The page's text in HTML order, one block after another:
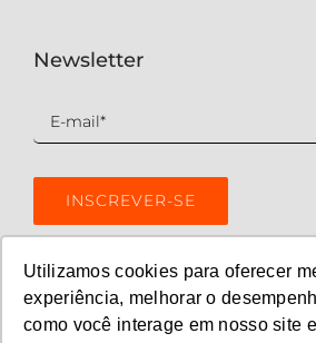
Utilizamos cookies para oferecer
experiência, melhorar o
como você interage em nosso site e
Newsletter